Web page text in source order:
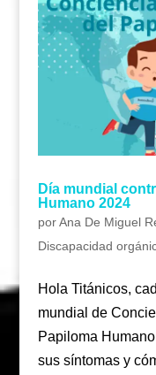
Día mundial
Humano 2024
porAna De Miguel
Discapacidad
Hola Titánicos,
mundial de
Papiloma
sus síntomas y